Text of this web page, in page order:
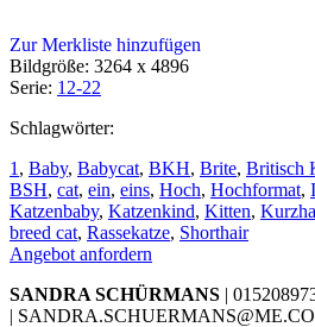
Zur Merkliste hinzufügen
Bildgröße: 3264 x 4896
Serie: 12-22
Schlagwörter:
1 , Baby, Babycat, BKH, Brite, Britisch
BSH, cat, ein, eins, Hoch, Hochformat,
Katzenbaby, Katzenkind, Kitten,
breed cat, Rassekatze, Shorthair
Angebot anfordern
SANDRA SCHÜRMANS |
|